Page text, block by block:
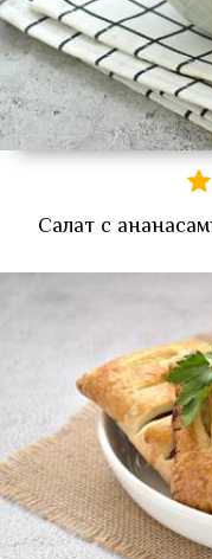
Салат с